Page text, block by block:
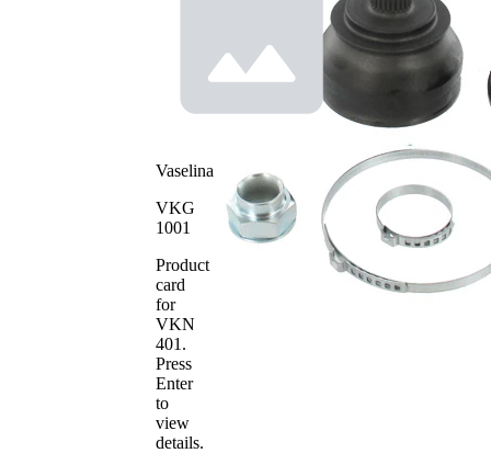
28
Diametru
59 mm
exterior
Tip
articulatie
Articulatie
planetara
Prelucrat
mecanic
cu insertie
Vaselina
VKG
1001
Product
card
for
VKN
401 .
Press
Enter
to
view
details.